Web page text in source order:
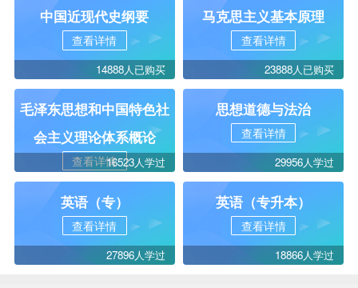
中国近现代史纲要
查看详情
14888人已购买
马克思主义基本原理
查看详情
23888人已购买
毛泽东思想和中国特色社
会主义理论体系概论
查看详情16523人学过
思想道德与法治
查看详情
29956人学过
英语（专）
查看详情
27896人学过
英语（专升本）
查看详情
18866人学过